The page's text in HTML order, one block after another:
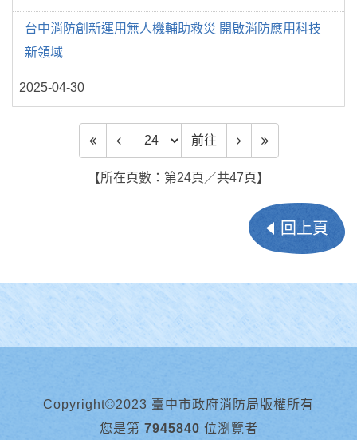
台中消防創新運用無人機輔助救災 開啟消防應用科技
新領域
2025-04-30
前往頁數 前往
【所在頁數：第24頁／共47頁】
回上頁
Copyright©2023 臺中市政府消防局版權所有
您是第 7945840 位瀏覽者